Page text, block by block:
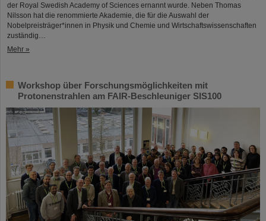
der Royal Swedish Academy of Sciences ernannt wurde. Neben Thomas
Nilsson hat die renommierte Akademie, die für die Auswahl der
Nobelpreisträger*innen in Physik und Chemie und Wirtschaftswissenschaften
zuständig…
Mehr »
Workshop über Forschungsmöglichkeiten mit
Protonenstrahlen am FAIR-Beschleuniger SIS100